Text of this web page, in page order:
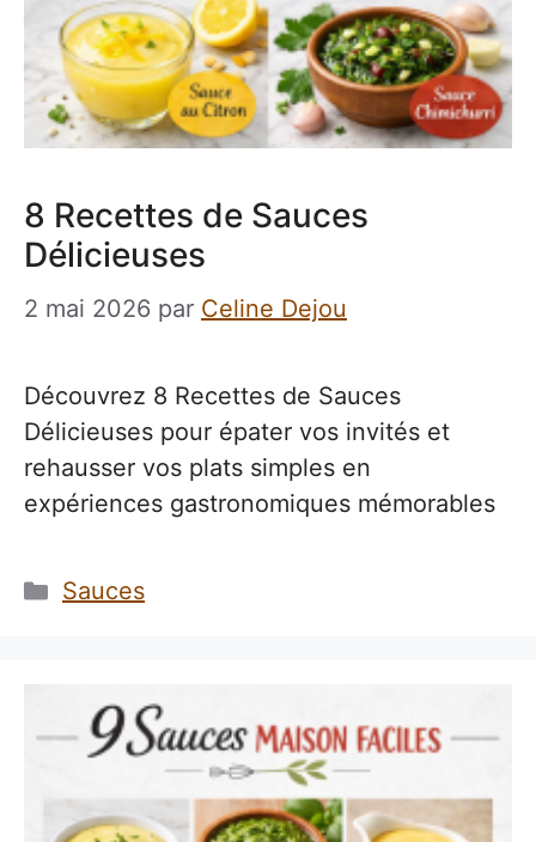
8 Recettes de Sauces
Délicieuses
2 mai 2026 par Celine Dejou
Découvrez 8 Recettes de Sauces
Délicieuses pour épater vos invités et
rehausser vos plats simples en
expériences gastronomiques mémorables
Catégories
Sauces